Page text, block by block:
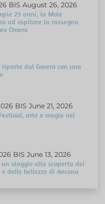
BIS August 26, 2026
25 anni, la Mole
ad ospitare la rassegna
Omero
dal Conero con una
BIS June 21, 2026
arte e magia nel
BIS June 13, 2026
un viaggio alla scoperta dei
delle bellezze di Ancona